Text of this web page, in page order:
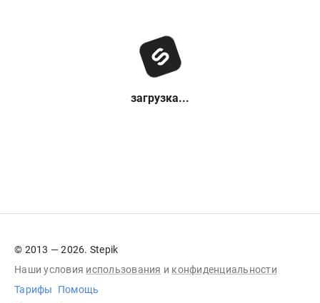
загрузка...
© 2013 — 2026. Stepik
Наши условия использования и конфиденциальности
Тарифы
Помощь